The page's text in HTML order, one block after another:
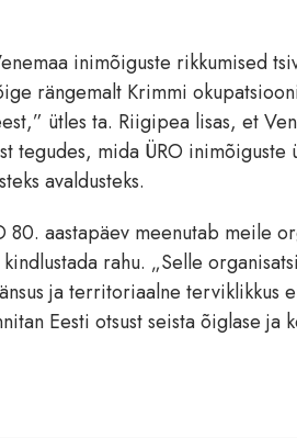
inimõiguste rikkumised
rängemalt Krimmi
ütles ta. Riigipea lisas, et
tegudes, mida ÜRO
avaldusteks.
80. aastapäev meenutab meile
rahu. „Selle
ja territoriaalne
Eesti otsust seista õiglase ja